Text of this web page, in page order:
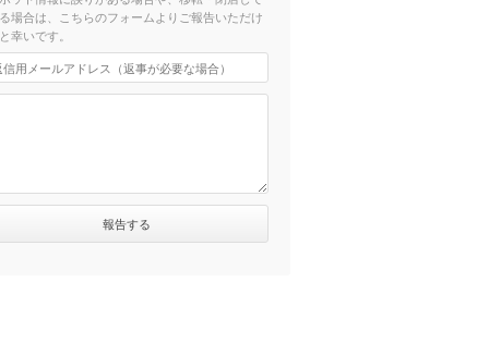
場合は、こちらのフォームよりご報告いただけ
幸いです。